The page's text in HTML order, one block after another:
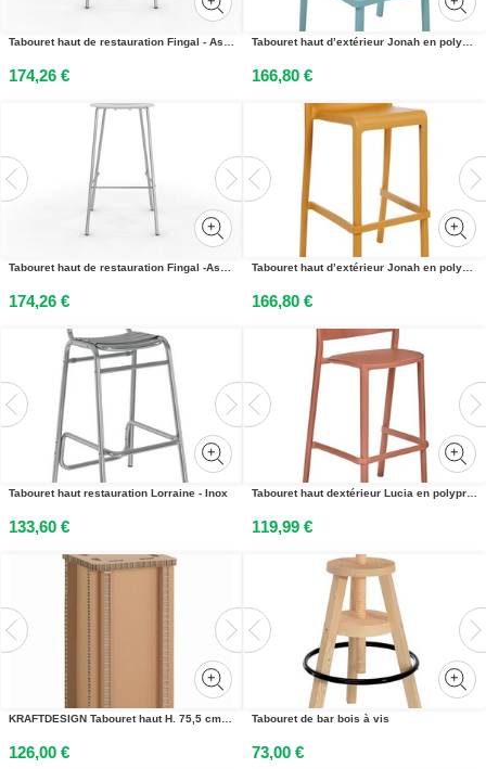
Tabouret haut de restauration Fingal - Assise polypropylène Noir
174,26 €
Tabouret haut d’extérieur Jonah en polypropylène recyclable – Bleu
166,80 €
Tabouret haut de restauration Fingal -Assise polypropylène Blanc
174,26 €
Tabouret haut d’extérieur Jonah en polypropylène recyclable – Moutarde
166,80 €
Tabouret haut restauration Lorraine - Inox
133,60 €
Tabouret haut dextérieur Lucia en polypropylène recyclable - Terracotta
119,99 €
KRAFTDESIGN Tabouret haut H. 75,5 cm en carton alvéolaire - Kraft naturel
126,00 €
Tabouret de bar bois à vis
73,00 €